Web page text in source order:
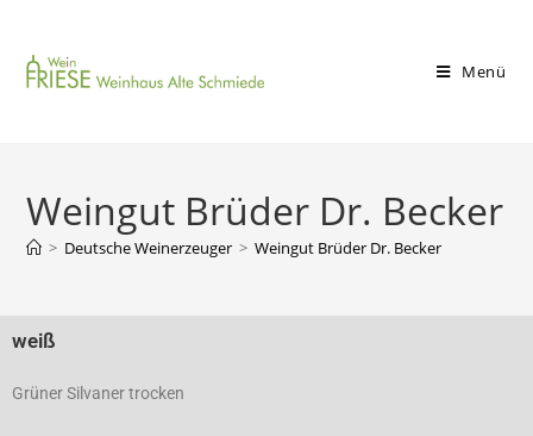
Menü
Weingut Brüder Dr. Becker
> Deutsche Weinerzeuger > Weingut Brüder Dr. Becker
weiß
Grüner Silvaner trocken